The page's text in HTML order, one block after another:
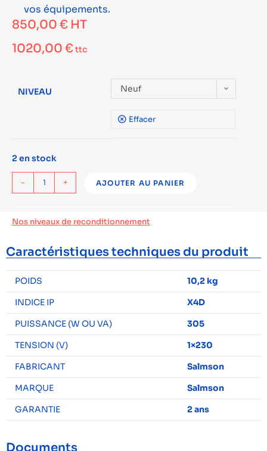
vos équipements.
850,00 € HT
1020,00 €ttc
NIVEAU Neuf
Effacer
2 en stock
- + AJOUTER AU PANIER
Nos niveaux de reconditionnement
Caractéristiques techniques du produit
POIDS
10,2 kg
INDICE IP
X4D
PUISSANCE (W OU VA)
305
TENSION (V)
1×230
FABRICANT
Salmson
MARQUE
Salmson
GARANTIE
2 ans
Documents